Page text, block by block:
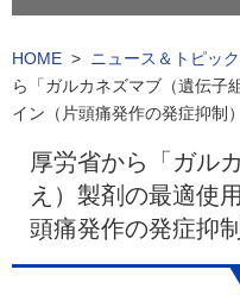
HOME > ニュース＆トピッ
ら「ガルカネズマブ（遺伝子
イン（片頭痛発作の発症抑制
厚労省から「ガル
え）製剤の最適使
頭痛発作の発症抑